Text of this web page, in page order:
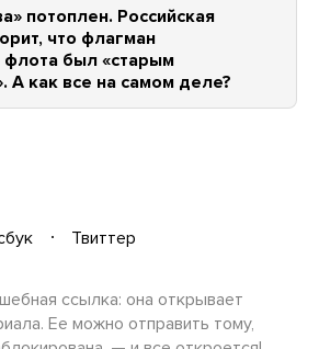
потоплен. Российская
что флагман
был «старым
А как все на самом деле?
Твиттер
ссылка: она открывает
Ее можно отправить тому,